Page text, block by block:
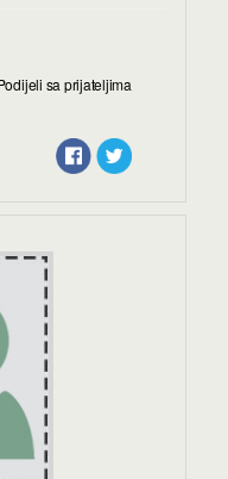
sa prijateljima